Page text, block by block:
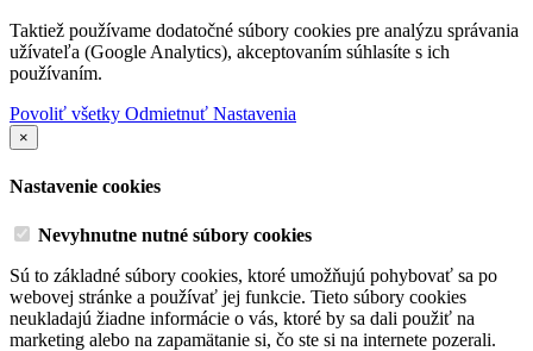
Taktiež používame dodatočné súbory cookies pre analýzu správania
užívateľa (Google Analytics), akceptovaním súhlasíte s ich
používaním.
Povoliť všetky Odmietnuť Nastavenia
×
Nastavenie cookies
Nevyhnutne nutné súbory cookies
Sú to základné súbory cookies, ktoré umožňujú pohybovať sa po
webovej stránke a používať jej funkcie. Tieto súbory cookies
neukladajú žiadne informácie o vás, ktoré by sa dali použiť na
marketing alebo na zapamätanie si, čo ste si na internete pozerali.